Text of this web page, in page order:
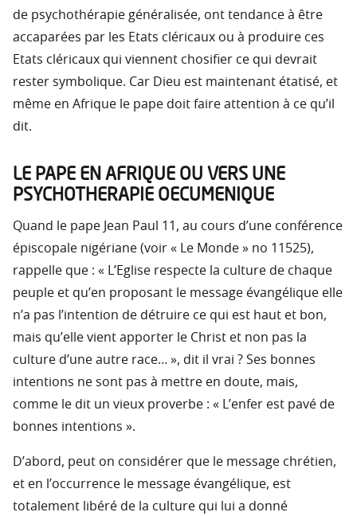
de psychothérapie généralisée, ont tendance à être
accaparées par les Etats cléricaux ou à produire ces
Etats cléricaux qui viennent chosifier ce qui devrait
rester symbolique. Car Dieu est maintenant étatisé, et
même en Afrique le pape doit faire attention à ce qu’il
dit.
LE PAPE EN AFRIQUE OU VERS UNE
PSYCHOTHERAPIE OECUMENIQUE
Quand le pape Jean Paul 11, au cours d’une conférence
épiscopale nigériane (voir « Le Monde » no 11525),
rappelle que : « L’Eglise respecte la culture de chaque
peuple et qu’en proposant le message évangélique elle
n’a pas l’intention de détruire ce qui est haut et bon,
mais qu’elle vient apporter le Christ et non pas la
culture d’une autre race… », dit il vrai ? Ses bonnes
intentions ne sont pas à mettre en doute, mais,
comme le dit un vieux proverbe : « L’enfer est pavé de
bonnes intentions ».
D’abord, peut on considérer que le message chrétien,
et en l’occurrence le message évangélique, est
totalement libéré de la culture qui lui a donné